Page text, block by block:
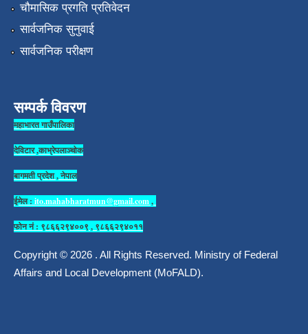
चौमासिक प्रगति प्रतिवेदन
सार्वजनिक सुनुवाई
सार्वजनिक परीक्षण
सम्पर्क विवरण
महाभारत गाउँपालिका
देविटार ,काभ्रेपलाञ्चोक
बागमती प्रदेश , नेपाल
ईमेल : ito.mahabharatmun@gmail.com,
फोन नं : ९८६६२९४००९ , ९८६६२९४०११
Copyright © 2026 . All Rights Reserved. Ministry of Federal
Affairs and Local Development (MoFALD).